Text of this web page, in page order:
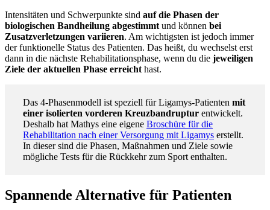
Intensitäten und Schwerpunkte sind auf die Phasen der
biologischen Bandheilung abgestimmt und können bei
Zusatzverletzungen variieren. Am wichtigsten ist jedoch immer
der funktionelle Status des Patienten. Das heißt, du wechselst erst
dann in die nächste Rehabilitationsphase, wenn du die jeweiligen
Ziele der aktuellen Phase erreicht hast.
Das 4-Phasenmodell ist speziell für Ligamys-Patienten mit
einer isolierten vorderen Kreuzbandruptur entwickelt.
Deshalb hat Mathys eine eigene Broschüre für die
Rehabilitation nach einer Versorgung mit Ligamys erstellt.
In dieser sind die Phasen, Maßnahmen und Ziele sowie
mögliche Tests für die Rückkehr zum Sport enthalten.
Spannende Alternative für Patienten